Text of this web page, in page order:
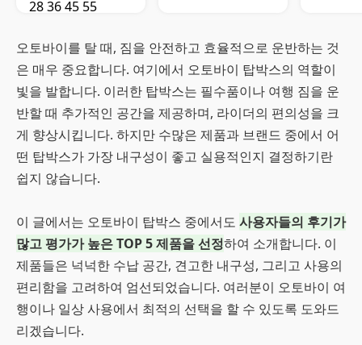
오토바이를 탈 때, 짐을 안전하고 효율적으로 운반하는 것
은 매우 중요합니다. 여기에서 오토바이 탑박스의 역할이
빛을 발합니다. 이러한 탑박스는 필수품이나 여행 짐을 운
반할 때 추가적인 공간을 제공하며, 라이더의 편의성을 크
게 향상시킵니다. 하지만 수많은 제품과 브랜드 중에서 어
떤 탑박스가 가장 내구성이 좋고 실용적인지 결정하기란
쉽지 않습니다.
이 글에서는 오토바이 탑박스 중에서도 사용자들의 후기가
많고 평가가 높은 TOP 5 제품을 선정하여 소개합니다. 이
제품들은 넉넉한 수납 공간, 견고한 내구성, 그리고 사용의
편리함을 고려하여 엄선되었습니다. 여러분이 오토바이 여
행이나 일상 사용에서 최적의 선택을 할 수 있도록 도와드
리겠습니다.